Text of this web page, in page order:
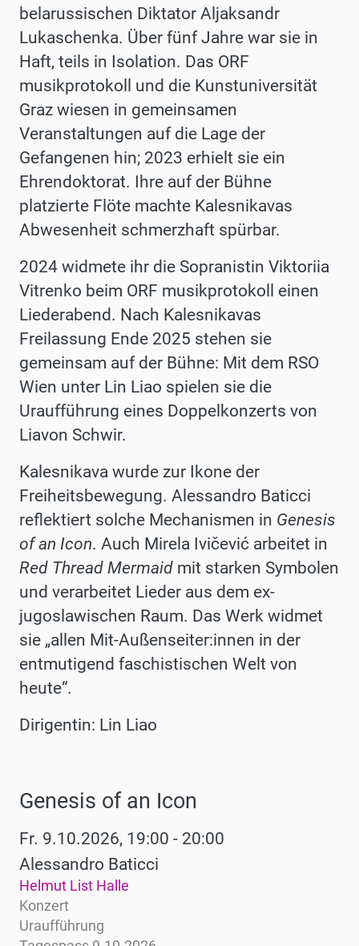
belarussischen Diktator Aljaksandr
Lukaschenka. Über fünf Jahre war sie in
Haft, teils in Isolation. Das ORF
musikprotokoll und die Kunstuniversität
Graz wiesen in gemeinsamen
Veranstaltungen auf die Lage der
Gefangenen hin; 2023 erhielt sie ein
Ehrendoktorat. Ihre auf der Bühne
platzierte Flöte machte Kalesnikavas
Abwesenheit schmerzhaft spürbar.
2024 widmete ihr die Sopranistin Viktoriia
Vitrenko beim ORF musikprotokoll einen
Liederabend. Nach Kalesnikavas
Freilassung Ende 2025 stehen sie
gemeinsam auf der Bühne: Mit dem RSO
Wien unter Lin Liao spielen sie die
Uraufführung eines Doppelkonzerts von
Liavon Schwir.
Kalesnikava wurde zur Ikone der
Freiheitsbewegung. Alessandro Baticci
reflektiert solche Mechanismen in Genesis
of an Icon. Auch Mirela Ivičević arbeitet in
Red Thread Mermaid mit starken Symbolen
und verarbeitet Lieder aus dem ex-
jugoslawischen Raum. Das Werk widmet
sie „allen Mit-Außenseiter:innen in der
entmutigend faschistischen Welt von
heute“.
Dirigentin: Lin Liao
Werke
Genesis of an Icon
Fr. 9.10.2026, 19:00 - 20:00
Alessandro Baticci
Helmut List Halle
Konzert
Uraufführung